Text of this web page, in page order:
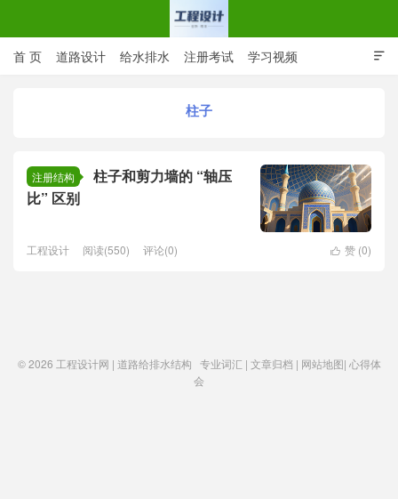

首 页 道路设计 给水排水 注册考试 学习视频
柱子
注册结构
柱子和剪力墙的 “轴压
比” 区别
 赞 (0)
工程设计 阅读(550) 评论(0)
© 2026 工程设计网 | 道路给排水结构 专业词汇 | 文章归档 | 网站地图| 心得体
会